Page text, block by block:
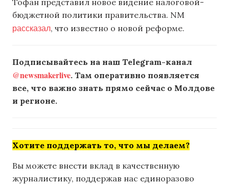
Тофан представил новое видение налоговой-
бюджетной политики правительства. NM
рассказал, что известно о новой реформе.
Подписывайтесь на наш Telegram-канал
@newsmakerlive. Там оперативно появляется
все, что важно знать прямо сейчас о Молдове
и регионе.
Хотите поддержать то, что мы делаем?
Вы можете внести вклад в качественную
журналистику, поддержав нас единоразово